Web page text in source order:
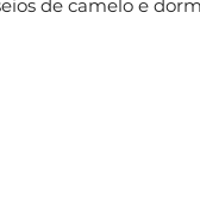
de camelo e